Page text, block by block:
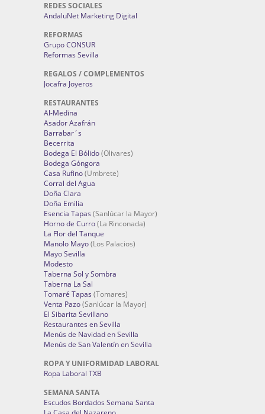
REDES SOCIALES
AndaluNet Marketing Digital
REFORMAS
Grupo CONSUR
Reformas Sevilla
REGALOS / COMPLEMENTOS
Jocafra Joyeros
RESTAURANTES
Al-Medina
Asador Azafrán
Barrabar´s
Becerrita
Bodega El Bólido(Olivares)
Bodega Góngora
Casa Rufino(Umbrete)
Corral del Agua
Doña Clara
Doña Emilia
Esencia Tapas (Sanlúcar la Mayor)
Horno de Curro(La Rinconada)
La Flor del Tanque
Manolo Mayo(Los Palacios)
Mayo Sevilla
Modesto
Taberna Sol y Sombra
Taberna La Sal
Tomaré Tapas (Tomares)
Venta Pazo(Sanlúcar la Mayor)
El Sibarita Sevillano
Restaurantes en Sevilla
Menús de Navidad en Sevilla
Menús de San Valentín en Sevilla
ROPA Y UNIFORMIDAD LABORAL
Ropa Laboral TXB
SEMANA SANTA
Escudos Bordados Semana Santa